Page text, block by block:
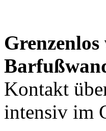
Kontakt
intensiv im